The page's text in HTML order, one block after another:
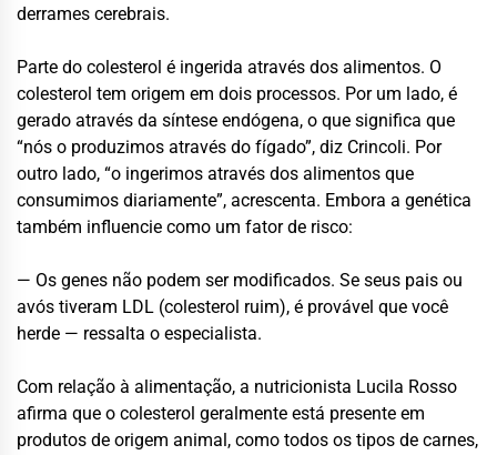
derrames cerebrais.
Parte do colesterol é ingerida através dos alimentos. O
colesterol tem origem em dois processos. Por um lado, é
gerado através da síntese endógena, o que significa que
“nós o produzimos através do fígado”, diz Crincoli. Por
outro lado, “o ingerimos através dos alimentos que
consumimos diariamente”, acrescenta. Embora a genética
também influencie como um fator de risco:
— Os genes não podem ser modificados. Se seus pais ou
avós tiveram LDL (colesterol ruim), é provável que você
herde — ressalta o especialista.
Com relação à alimentação, a nutricionista Lucila Rosso
afirma que o colesterol geralmente está presente em
produtos de origem animal, como todos os tipos de carnes,